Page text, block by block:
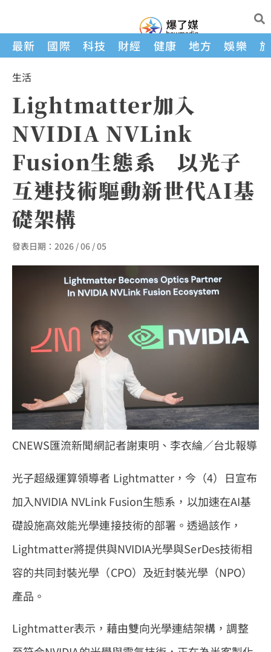
最新 國際 科技 財經 健康 地方 娛樂
生活
Lightmatter加入
NVIDIA NVLink
Fusion生態系 以光子
互連技術驅動新世代AI基
礎架構
發表日期： 2026 / 06 / 05
CNEWS匯流新聞網記者謝東明、李衣綸／台北報導
光子超級運算領導者 Lightmatter，今（4）日宣布
加入NVIDIA NVLink Fusion生態系，以加速在AI基
礎設施高效能光學連接技術的部署。透過該作，
Lightmatter將提供與NVIDIA光學與SerDes技術相
容的共同封裝光學（CPO）及近封裝光學（NPO）
產品。
Lightmatter表示，藉由雙向光學連結架構，調整